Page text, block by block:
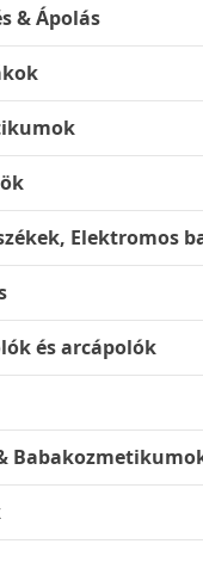
& Ápolás
Elektromos
és arcápolók